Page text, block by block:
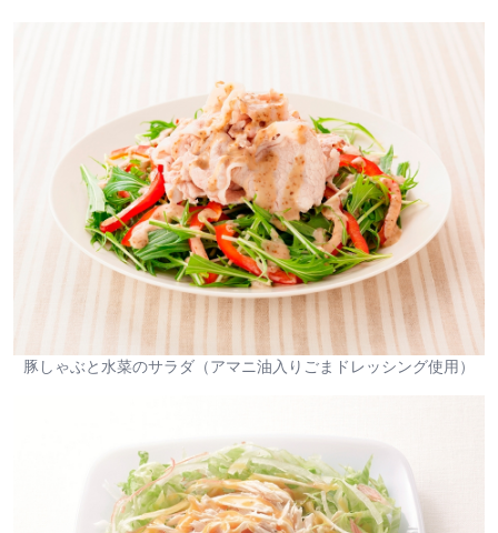
豚しゃぶと水菜のサラダ（アマニ油入りごまドレッシング使用）